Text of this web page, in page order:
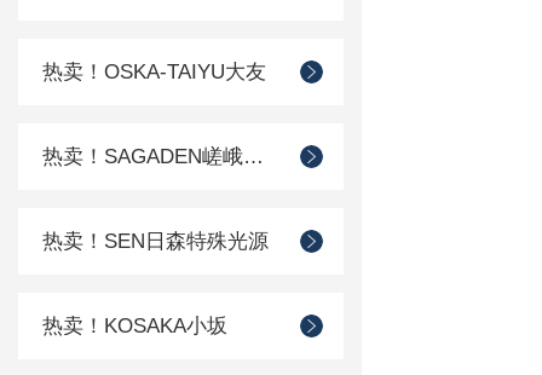
热卖！OSKA-TAIYU大友
热卖！SAGADEN嵯峨电机
热卖！SEN日森特殊光源
热卖！KOSAKA小坂